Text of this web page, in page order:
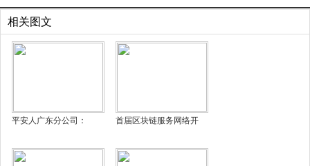
相关图文
平安人广东分公司： 首届区块链服务网络开